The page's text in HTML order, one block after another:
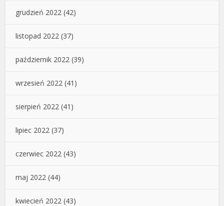
grudzień 2022 (42)
listopad 2022 (37)
październik 2022 (39)
wrzesień 2022 (41)
sierpień 2022 (41)
lipiec 2022 (37)
czerwiec 2022 (43)
maj 2022 (44)
kwiecień 2022 (43)